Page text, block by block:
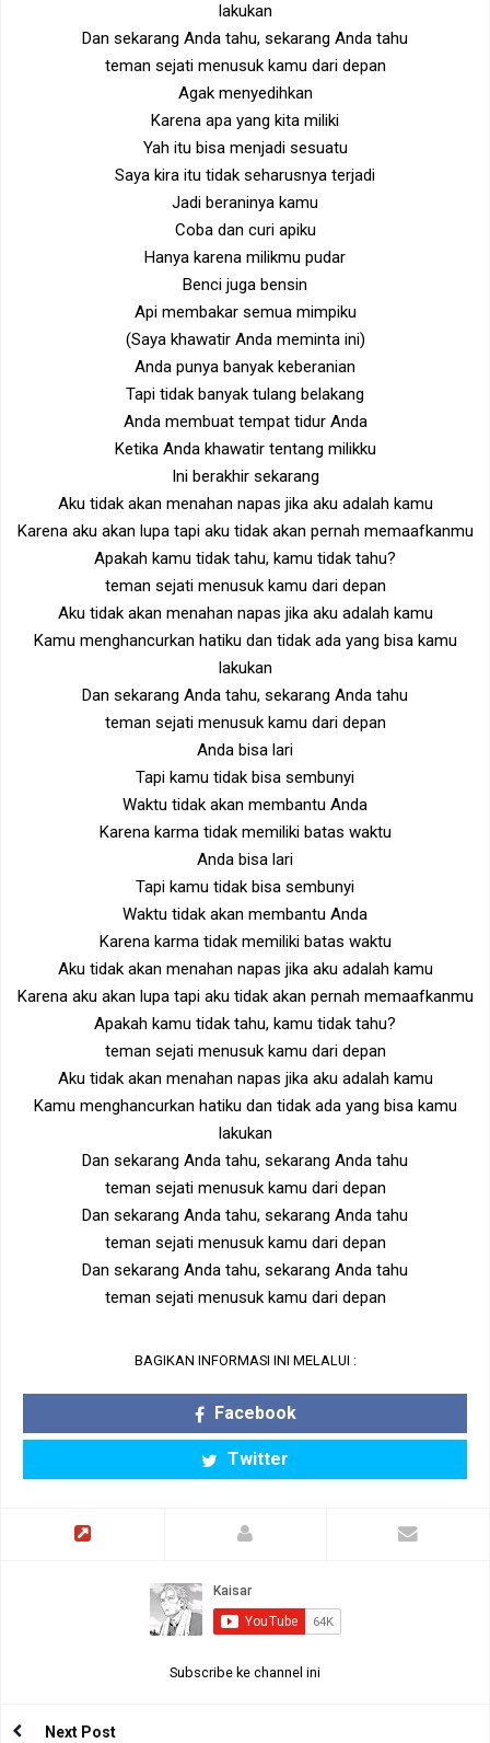
lakukan
Dan sekarang Anda tahu, sekarang Anda tahu
teman sejati menusuk kamu dari depan
Agak menyedihkan
Karena apa yang kita miliki
Yah itu bisa menjadi sesuatu
Saya kira itu tidak seharusnya terjadi
Jadi beraninya kamu
Coba dan curi apiku
Hanya karena milikmu pudar
Benci juga bensin
Api membakar semua mimpiku
(Saya khawatir Anda meminta ini)
Anda punya banyak keberanian
Tapi tidak banyak tulang belakang
Anda membuat tempat tidur Anda
Ketika Anda khawatir tentang milikku
Ini berakhir sekarang
Aku tidak akan menahan napas jika aku adalah kamu
Karena aku akan lupa tapi aku tidak akan pernah memaafkanmu
Apakah kamu tidak tahu, kamu tidak tahu?
teman sejati menusuk kamu dari depan
Aku tidak akan menahan napas jika aku adalah kamu
Kamu menghancurkan hatiku dan tidak ada yang bisa kamu
lakukan
Dan sekarang Anda tahu, sekarang Anda tahu
teman sejati menusuk kamu dari depan
Anda bisa lari
Tapi kamu tidak bisa sembunyi
Waktu tidak akan membantu Anda
Karena karma tidak memiliki batas waktu
Anda bisa lari
Tapi kamu tidak bisa sembunyi
Waktu tidak akan membantu Anda
Karena karma tidak memiliki batas waktu
Aku tidak akan menahan napas jika aku adalah kamu
Karena aku akan lupa tapi aku tidak akan pernah memaafkanmu
Apakah kamu tidak tahu, kamu tidak tahu?
teman sejati menusuk kamu dari depan
Aku tidak akan menahan napas jika aku adalah kamu
Kamu menghancurkan hatiku dan tidak ada yang bisa kamu
lakukan
Dan sekarang Anda tahu, sekarang Anda tahu
teman sejati menusuk kamu dari depan
Dan sekarang Anda tahu, sekarang Anda tahu
teman sejati menusuk kamu dari depan
Dan sekarang Anda tahu, sekarang Anda tahu
teman sejati menusuk kamu dari depan
BAGIKAN INFORMASI INI MELALUI :
Facebook
Twitter
Subscribe ke channel ini
Next Post